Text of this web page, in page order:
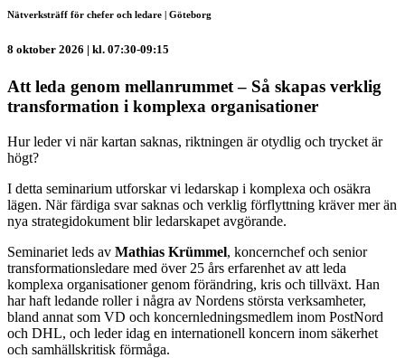
Nätverksträff för chefer och ledare | Göteborg
8 oktober 2026 | kl. 07:30-09:15
Att leda genom mellanrummet – Så skapas verklig
transformation i komplexa organisationer
Hur leder vi när kartan saknas, riktningen är otydlig och trycket är
högt?
I detta seminarium utforskar vi ledarskap i komplexa och osäkra
lägen. När färdiga svar saknas och verklig förflyttning kräver mer än
nya strategidokument blir ledarskapet avgörande.
Seminariet leds av Mathias Krümmel, koncernchef och senior
transformationsledare med över 25 års erfarenhet av att leda
komplexa organisationer genom förändring, kris och tillväxt. Han
har haft ledande roller i några av Nordens största verksamheter,
bland annat som VD och koncernledningsmedlem inom PostNord
och DHL, och leder idag en internationell koncern inom säkerhet
och samhällskritisk förmåga.